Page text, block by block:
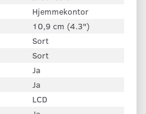
Hjemmekontor
10,9 cm (4.3")
Sort
Sort
Ja
Ja
LCD